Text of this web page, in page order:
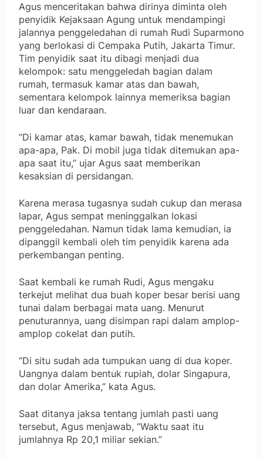
Agus menceritakan bahwa dirinya diminta oleh
penyidik Kejaksaan Agung untuk mendampingi
jalannya penggeledahan di rumah Rudi Suparmono
yang berlokasi di Cempaka Putih, Jakarta Timur.
Tim penyidik saat itu dibagi menjadi dua
kelompok: satu menggeledah bagian dalam
rumah, termasuk kamar atas dan bawah,
sementara kelompok lainnya memeriksa bagian
luar dan kendaraan.
“Di kamar atas, kamar bawah, tidak menemukan
apa-apa, Pak. Di mobil juga tidak ditemukan apa-
apa saat itu,” ujar Agus saat memberikan
kesaksian di persidangan.
Karena merasa tugasnya sudah cukup dan merasa
lapar, Agus sempat meninggalkan lokasi
penggeledahan. Namun tidak lama kemudian, ia
dipanggil kembali oleh tim penyidik karena ada
perkembangan penting.
Saat kembali ke rumah Rudi, Agus mengaku
terkejut melihat dua buah koper besar berisi uang
tunai dalam berbagai mata uang. Menurut
penuturannya, uang disimpan rapi dalam amplop-
amplop cokelat dan putih.
“Di situ sudah ada tumpukan uang di dua koper.
Uangnya dalam bentuk rupiah, dolar Singapura,
dan dolar Amerika,” kata Agus.
Saat ditanya jaksa tentang jumlah pasti uang
tersebut, Agus menjawab, “Waktu saat itu
jumlahnya Rp 20,1 miliar sekian.”